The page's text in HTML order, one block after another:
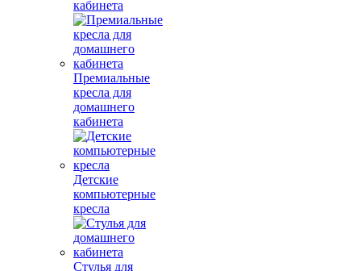
кабинета
Премиальные
кресла для
домашнего
кабинета
Детские
компьютерные
кресла
Стулья для